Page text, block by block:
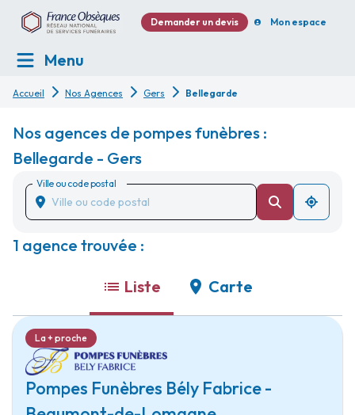
Demander un devis Mon espace
Menu
Accueil Nos Agences Gers Bellegarde
Nos agences de pompes funèbres :
Bellegarde - Gers
Ville ou code postal
1 agence trouvée :
Liste Carte
Pompes Funèbres Bély Fabrice -
La + proche